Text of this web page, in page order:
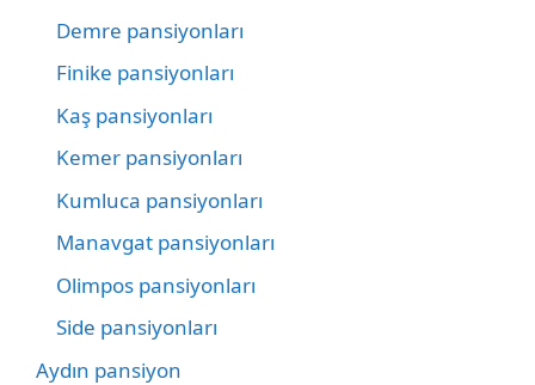
Demre pansiyonları
Finike pansiyonları
Kaş pansiyonları
Kemer pansiyonları
Kumluca pansiyonları
Manavgat pansiyonları
Olimpos pansiyonları
Side pansiyonları
Aydın pansiyon